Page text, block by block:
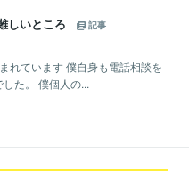
しいところ
記事
れています 僕自身も電話相談を
た。 僕個人の...